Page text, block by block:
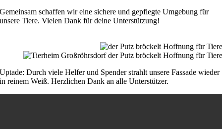
Gemeinsam schaffen wir eine sichere und gepflegte Umgebung für
unsere Tiere. Vielen Dank für deine Unterstützung!
Uptade: Durch viele Helfer und Spender strahlt unsere Fassade wieder
in reinem Weiß. Herzlichen Dank an alle Unterstützer.